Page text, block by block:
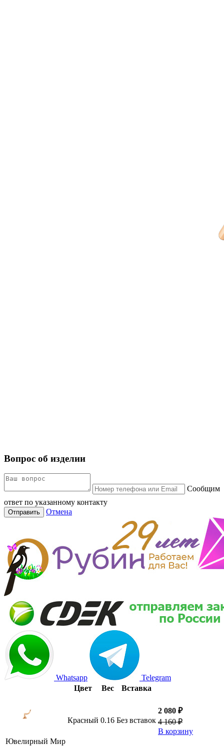
Вопрос об изделии
Сообщим
ответ по указанному контакту
Отправить Отмена
Whatsapp
Telegram
Цвет
Вес Вставка
Ювелирный Мир
Красный 0.16 Без вставок
2 080 ₽
4 160 ₽
В корзину